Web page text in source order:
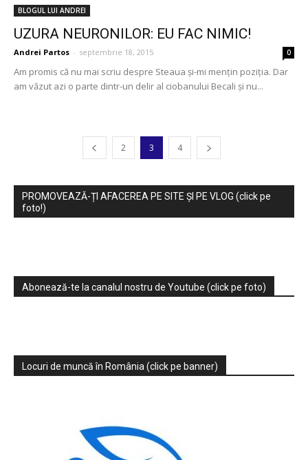
BLOGUL LUI ANDREI
UZURA NEURONILOR: EU FAC NIMIC!
Andrei Partos - septembrie 18, 2015 0
Am promis că nu mai scriu despre Steaua şi-mi menţin poziţia. Dar
am văzut azi o parte dintr-un delir al ciobanului Becali şi nu...
2 3 4
PROMOVEAZĂ-ȚI AFACEREA PE SITE ȘI PE VLOG (click pe
foto!)
Abonează-te la canalul nostru de Youtube (click pe foto)
Locuri de muncă în România (click pe banner)